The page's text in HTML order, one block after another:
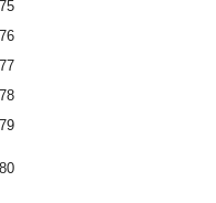
75
76
77
78
79
80